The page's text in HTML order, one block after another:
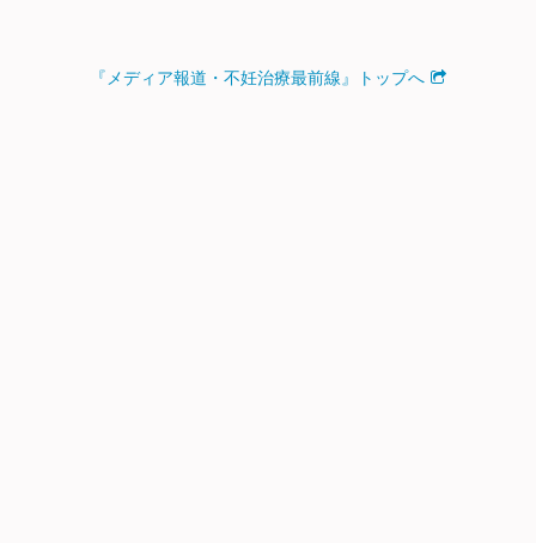
『メディア報道・不妊治療最前線』トップへ